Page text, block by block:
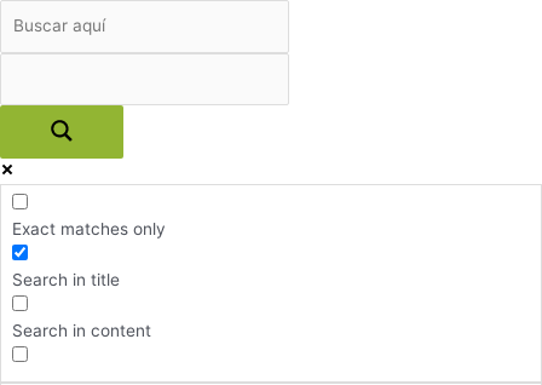
Exact matches only
Search in title
Search in content